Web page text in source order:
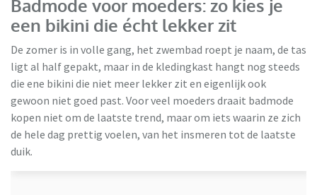
Badmode voor moeders: zo kies je
een bikini die écht lekker zit
De zomer is in volle gang, het zwembad roept je naam, de tas
ligt al half gepakt, maar in de kledingkast hangt nog steeds
die ene bikini die niet meer lekker zit en eigenlijk ook
gewoon niet goed past. Voor veel moeders draait badmode
kopen niet om de laatste trend, maar om iets waarin ze zich
de hele dag prettig voelen, van het insmeren tot de laatste
duik.